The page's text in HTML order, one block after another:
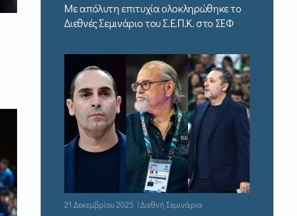
Με απόλυτη επιτυχία ολοκληρώθηκε το
Διεθνές Σεμινάριο του Σ.Ε.Π.Κ. στο ΣΕΦ
21 Δεκεμβρίου 2025 | Διεθνή Σεμινάρια